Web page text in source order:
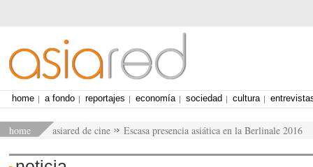
home asiared de cine Escasa presencia asiática en la Berlinale 2016
home a fondo reportajes economía sociedad cultura